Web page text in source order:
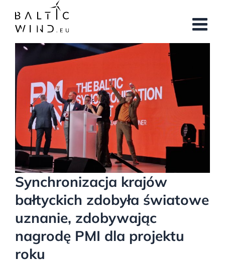
zawartości
Pokaż
większy
obrazek
Synchronizacja krajów
bałtyckich zdobyła światowe
uznanie, zdobywając
nagrodę PMI dla projektu
roku